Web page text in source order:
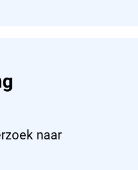
naar